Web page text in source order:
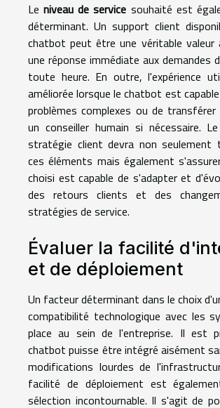
Leniveau de service souhaité est
déterminant. Un support client
chatbot peut être une véritable
une réponse immédiate aux demandes
toute heure. En outre, l'expérience
améliorée lorsque le chatbot est
problèmes complexes ou de
un conseiller humain si nécessaire.
stratégie client devra non seulement
ces éléments mais également
choisi est capable de s'adapter et
des retours clients et des
stratégies de service.
Évaluer la facilité
et de déploiement
Un facteur déterminant dans le choix
compatibilité technologique avec les
place au sein de l'entreprise. Il est
chatbot puisse être intégré aisément
modifications lourdes de
facilité de déploiement est
sélection incontournable. Il s'agit de